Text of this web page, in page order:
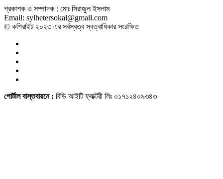
প্রকাশক ও সম্পাদক : মোঃ সিরাজুল ইসলাম
Email: sylhetersokal@gmail.com
© কপিরাইট ২০২৩ এর সর্বস্বত্ব স্বত্বাধিকার সংরক্ষিত
পোর্টাল বাস্তবায়নে : বিডি আইটি ফ্যাক্টরী লিঃ ০১৭১২৪০৯৩৪৩